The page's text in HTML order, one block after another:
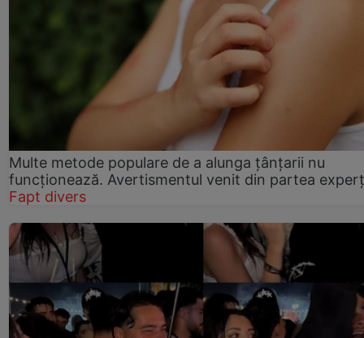
Multe metode populare de a alunga țânțarii nu
funcționează. Avertismentul venit din partea
Fapt divers